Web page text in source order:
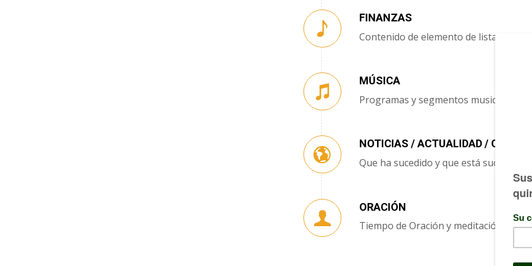
FINANZAS
Contenido de elemento de lista
MÚSICA
Programas y segmentos musicales
NOTICIAS / ACTUALIDAD / CIENCIA
Que ha sucedido y que está
ORACIÓN
Tiempo de Oración y meditación